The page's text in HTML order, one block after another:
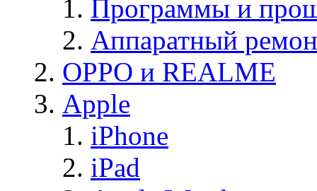
Программы и
Аппаратный
OPPO и REALME
Apple
iPhone
iPad